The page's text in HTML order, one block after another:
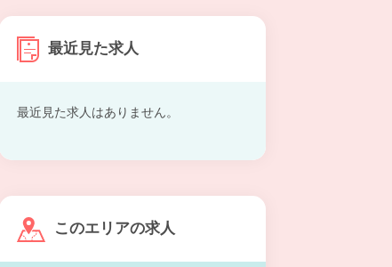
最近見た求人
最近見た求人はありません。
このエリアの求人